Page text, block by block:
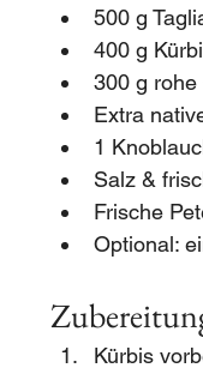
500 g
400 g
300 g
Extra
1
Salz &
Frische
Optional:
Kürbis